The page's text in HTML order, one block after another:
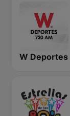
W Deportes